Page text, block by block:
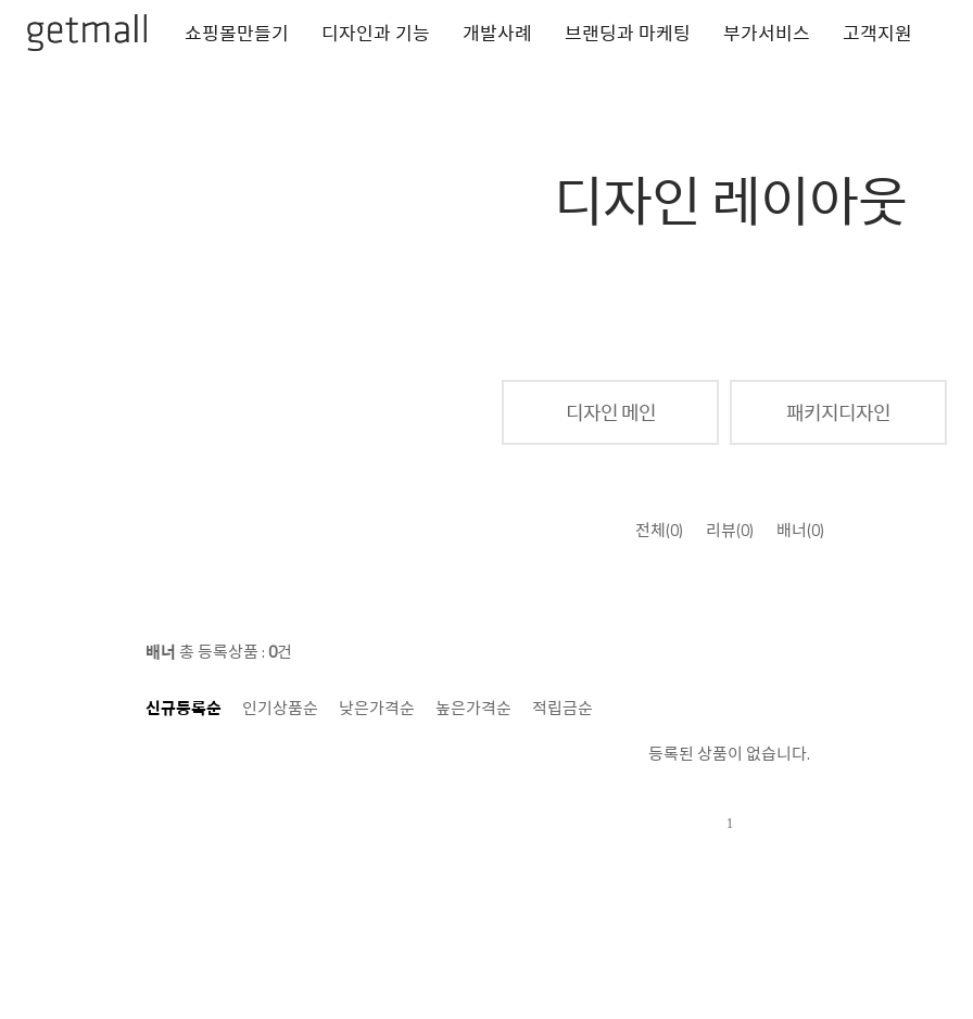
디자인 레이아웃
쇼핑몰만들기 디자인과 기능 개발사례 브랜딩과 마케팅 부가서비스 고객지원
디자인 메인 패키지디자인
전체(0) 리뷰(0) 배너(0)
배너총 등록상품 :0건
신규등록순 인기상품순 낮은가격순 높은가격순 적립금순
등록된 상품이 없습니다.
1